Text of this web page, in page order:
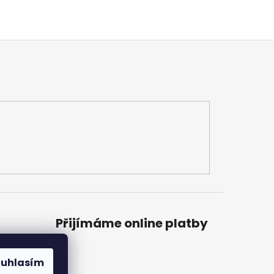
Přijímáme online platby